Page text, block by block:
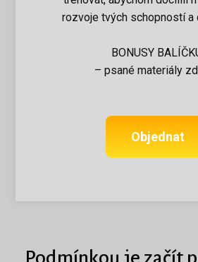
rozvoje tvých schopností a
BONUSY
– psané materiály
Objednat